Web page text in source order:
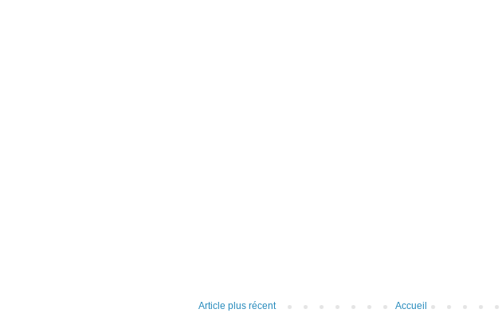
Article plus récent Accueil